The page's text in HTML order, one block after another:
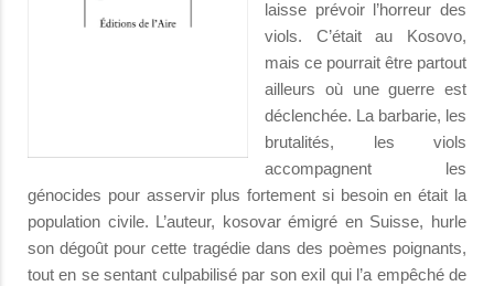
laisse prévoir l’horreur des
viols. C’était au Kosovo,
mais ce pourrait être partout
ailleurs où une guerre est
déclenchée. La barbarie, les
brutalités, les viols
accompagnent les
génocides pour asservir plus fortement si besoin en était la
population civile. L’auteur, kosovar émigré en Suisse, hurle
son dégoût pour cette tragédie dans des poèmes poignants,
tout en se sentant culpabilisé par son exil qui l’a empêché de